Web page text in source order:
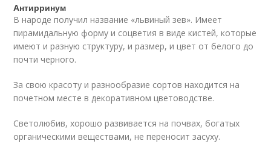
Антирринум
В народе получил название «львиный зев». Имеет
пирамидальную форму и соцветия в виде кистей, которые
имеют и разную структуру, и размер, и цвет от белого до
почти черного.
За свою красоту и разнообразие сортов находится на
почетном месте в декоративном цветоводстве.
Светолюбив, хорошо развивается на почвах, богатых
органическими веществами, не переносит засуху.